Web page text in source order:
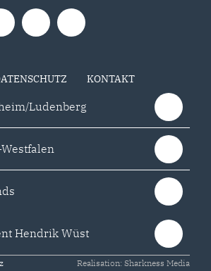
KONTAKT
Ludenberg
Hendrik Wüst
Realisation: Sharkness Media